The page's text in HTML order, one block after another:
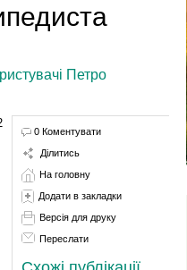
Петро
0 Коментувати
Ділитись
На головну
Додати в закладки
Версія для друку
Переслати